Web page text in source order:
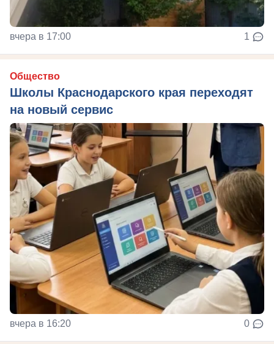
вчера в 17:00 1
Общество
Школы Краснодарского края переходят
на новый сервис
вчера в 16:20 0